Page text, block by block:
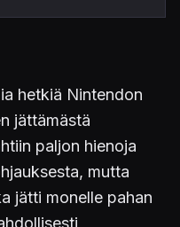
hetkiä Nintendon
jättämästä
paljon hienoja
mutta
jätti monelle pahan